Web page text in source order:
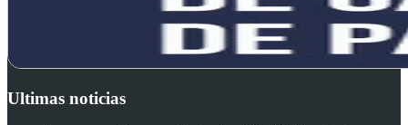
Ultimas noticias